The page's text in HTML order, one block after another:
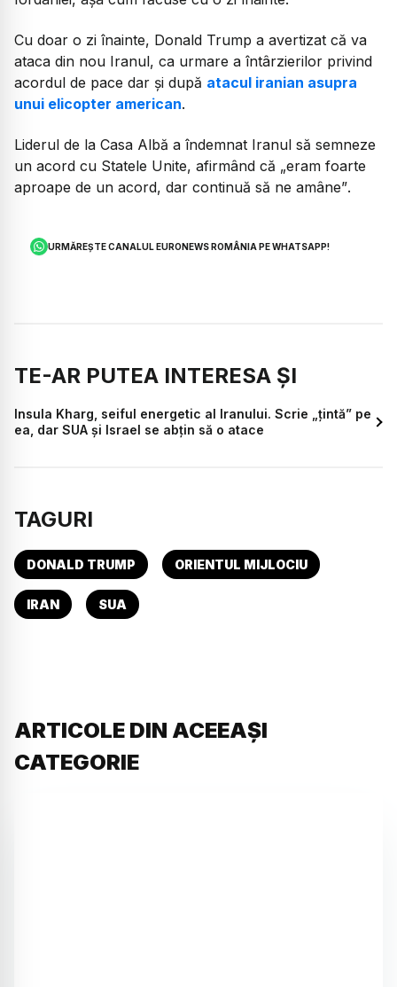
Cu doar o zi înainte, Donald Trump a avertizat că va
ataca din nou Iranul, ca urmare a întârzierilor privind
acordul de pace dar și după atacul iranian asupra
unui elicopter american.
Liderul de la Casa Albă a îndemnat Iranul să semneze
un acord cu Statele Unite, afirmând că „eram foarte
aproape de un acord, dar continuă să ne amâne”.
URMĂREȘTE CANALUL EURONEWS ROMÂNIA PE WHATSAPP!
TE-AR PUTEA INTERESA ȘI
Insula Kharg, seiful energetic al Iranului. Scrie „țintă” pe
ea, dar SUA și Israel se abțin să o atace
TAGURI
DONALD TRUMP ORIENTUL MIJLOCIU
IRAN SUA
ARTICOLE DIN ACEEAȘI
CATEGORIE